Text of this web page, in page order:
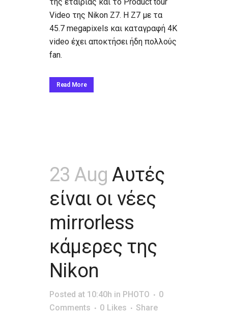
Video της Nikon Z7. Η Z7 με τα
45.7 megapixels και καταγραφή 4K
video έχει αποκτήσει ήδη πολλούς
fan.
Read More
23 Aug Αυτές
είναι οι νέες
mirrorless
κάμερες της
Nikon
Posted at 10:40h in PHOTO
0
Comments
0 Likes Share